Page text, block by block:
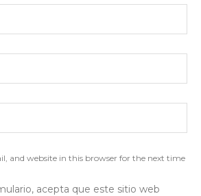
and website in this browser for the next time
acepta que este sitio web